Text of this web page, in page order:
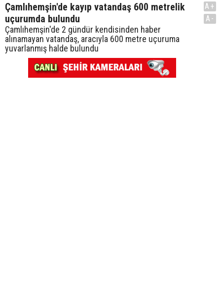
Çamlıhemşin'de kayıp vatandaş 600 metrelik
uçurumda bulundu
Çamlıhemşin'de 2 gündür kendisinden haber
alınamayan vatandaş, aracıyla 600 metre uçuruma
yuvarlanmış halde bulundu
A+
A-